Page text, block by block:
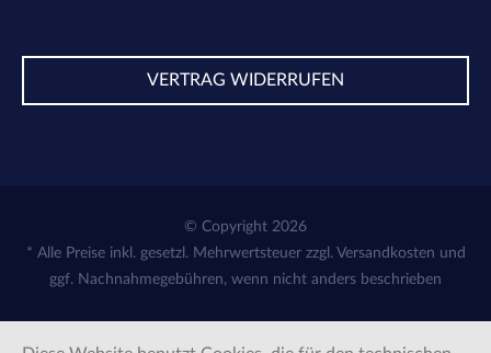
VERTRAG WIDERRUFEN
© Copyright 2026
* Alle Preise inkl. gesetzl. Mehrwertsteuer zzgl. Versandkosten und
ggf. Nachnahmegebühren, wenn nicht anders beschrieben